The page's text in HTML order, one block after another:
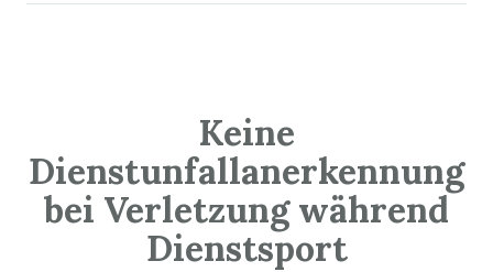
Keine
Dienstunfallanerkennung
bei Verletzung während
Dienstsport